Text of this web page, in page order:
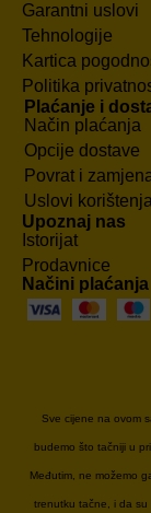
Garantni uslovi
Tehnologije
Kartica
Politika
Plaćanje i
Način plaćanja
Opcije dostave
Povrat i
Uslovi korištenja
Upoznaj nas
Istorijat
Prodavnice
Načini plaćanja
Sve cijene na ovom
budemo što tačniji u
Međutim, ne možemo
trenutku tačne, i da su